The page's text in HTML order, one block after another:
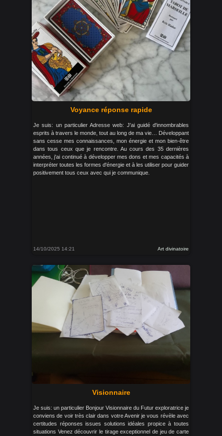
Voyance réponse rapide
Je suis: un particulier Adresse web: J'ai guidé d'innombrables
esprits à travers le monde, tout au long de ma vie… Développant
sans cesse mes connaissances, mon énergie et mon bien-être
dans tous ceux que je rencontre. Au cours des 35 dernières
années, j'ai continué à développer mes dons et mes capacités à
interpréter toutes les formes d'énergie et à les utiliser pour guider
positivement tous ceux avec qui je communique.
14/10/2025 14:21 Art divinatoire
Visionnaire
Je suis: un particulier Bonjour Visionnaire du Futur exploratrice je
conviens de voir très clair dans votre Avenir je vous révèle avec
certitudes réponses issues solutions idéales propice à toutes
situations Venez découvrir le tirage exceptionnel de jeu de carte